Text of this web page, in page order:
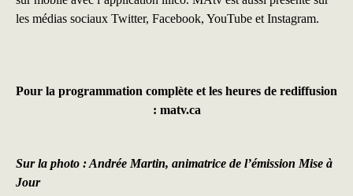
les médias sociaux Twitter, Facebook, YouTube et Instagram.
Pour la programmation complète et les heures de rediffusion
: matv.ca
Sur la photo : Andrée Martin, animatrice de l’émission Mise à
Jour